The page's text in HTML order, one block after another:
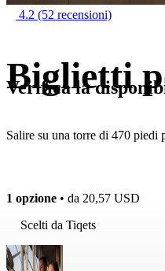
4.2 (52 recensioni)
Biglietti
Salire su una torre di 470 piedi
Verifica la
1 opzione • da 20,57 USD
Scelti da Tiqets